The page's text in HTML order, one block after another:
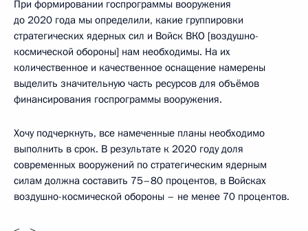
При формировании госпрограммы вооружения
до 2020 года мы определили, какие группировки
стратегических ядерных сил и Войск ВКО [воздушно-
космической обороны] нам необходимы. На их
количественное и качественное оснащение намерены
выделить значительную часть ресурсов для объёмов
финансирования госпрограммы вооружения.
Хочу подчеркнуть, все намеченные планы необходимо
выполнить в срок. В результате к 2020 году доля
современных вооружений по стратегическим ядерным
силам должна составить 75–80 процентов, в Войсках
воздушно-космической обороны – не менее 70 процентов.